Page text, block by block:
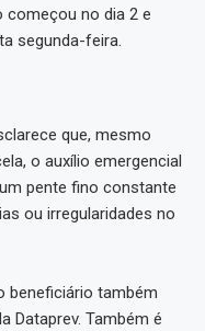
começou no dia 2 e
segunda-feira.
que, mesmo
o auxílio emergencial
pente fino constante
ou irregularidades no
beneficiário também
Dataprev. Também é